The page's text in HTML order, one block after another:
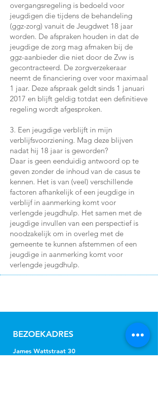
overgangsregeling is bedoeld voor
jeugdigen die tijdens de behandeling
(ggz-zorg) vanuit de Jeugdwet 18 jaar
worden. De afspraken houden in dat de
jeugdige de zorg mag afmaken bij de
ggz-aanbieder die niet door de Zvw is
gecontracteerd. De zorgverzekeraar
neemt de financiering over voor maximaal
1 jaar. Deze afspraak geldt sinds 1 januari
2017 en blijft geldig totdat een definitieve
regeling wordt afgesproken.
3. Een jeugdige verblijft in mijn
verblijfsvoorziening. Mag deze blijven
nadat hij 18 jaar is geworden?
Daar is geen eenduidig antwoord op te
geven zonder de inhoud van de casus te
kennen. Het is van (veel) verschillende
factoren afhankelijk of een jeugdige in
verblijf in aanmerking komt voor
verlengde jeugdhulp. Het samen met de
jeugdige invullen van een perspectief is
noodzakelijk om in overleg met de
gemeente te kunnen afstemmen of een
jeugdige in aanmerking komt voor
verlengde jeugdhulp.
BEZOEKADRES
James Wattstraat 30